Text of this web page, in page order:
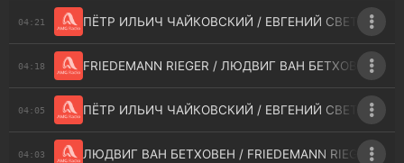
04:21 ПЁТР ИЛЬИЧ ЧАЙКОВСКИЙ / ЕВГЕНИЙ
04:18 FRIEDEMANN RIEGER / ЛЮДВИГ ВАН БЕТХОВЕН -
04:05 ПЁТР ИЛЬИЧ ЧАЙКОВСКИЙ / ЕВГЕНИЙ СВЕТЛАНОВ
04:03 ЛЮДВИГ ВАН БЕТХОВЕН / FRIEDEMANN RIEGER -